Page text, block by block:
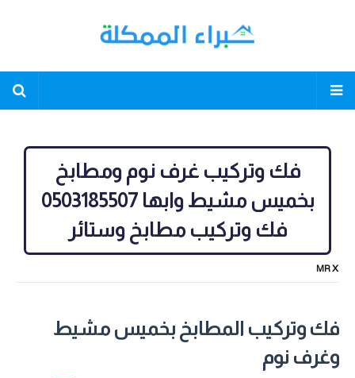
فك وتركيب غرف نوم ومطابخ
بخميس مشيط وابها 0503185507
فك وتركيب مطابخ وستائر
MR X
فك وتركيب المطابخ بخميس مشيط
وغرف نوم